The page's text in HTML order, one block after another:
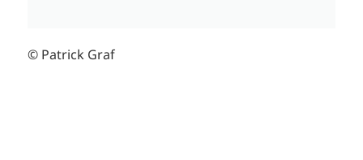
© Patrick Graf